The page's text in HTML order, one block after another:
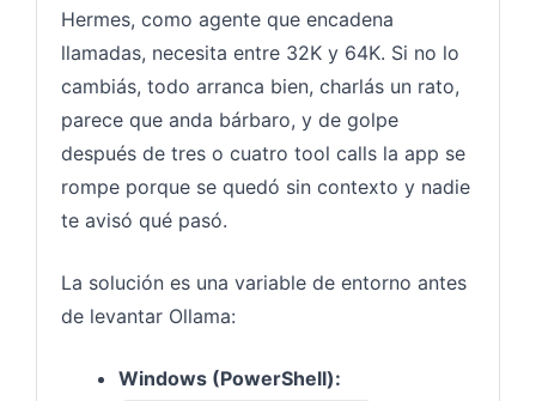
Hermes, como agente que encadena
llamadas, necesita entre 32K y 64K. Si no lo
cambiás, todo arranca bien, charlás un rato,
parece que anda bárbaro, y de golpe
después de tres o cuatro tool calls la app se
rompe porque se quedó sin contexto y nadie
te avisó qué pasó.
La solución es una variable de entorno antes
de levantar Ollama:
Windows (PowerShell):